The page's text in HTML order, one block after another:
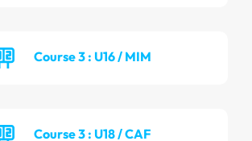
Course 3 : U16 / MIM
Course 3 : U18 / CAF